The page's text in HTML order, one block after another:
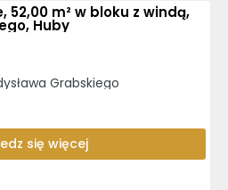
m² w bloku z windą,
Huby
Grabskiego
się więcej